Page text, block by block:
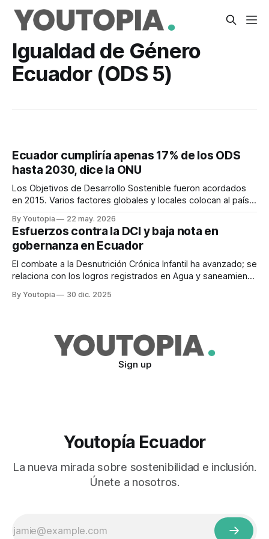
Igualdad de Género
Ecuador (ODS 5)
Ecuador cumpliría apenas 17% de los ODS
hasta 2030, dice la ONU
Los Objetivos de Desarrollo Sostenible fueron acordados
en 2015. Varios factores globales y locales colocan al país
By Youtopia 22 may. 2026
Esfuerzos contra la DCI y baja nota en
gobernanza en Ecuador
El combate a la Desnutrición Crónica Infantil ha avanzado; se
relaciona con los logros registrados en Agua y saneamiento
By Youtopia 30 dic. 2025
Sign up
Youtopía Ecuador
La nueva mirada sobre sostenibilidad e inclusión.
Únete a nosotros.